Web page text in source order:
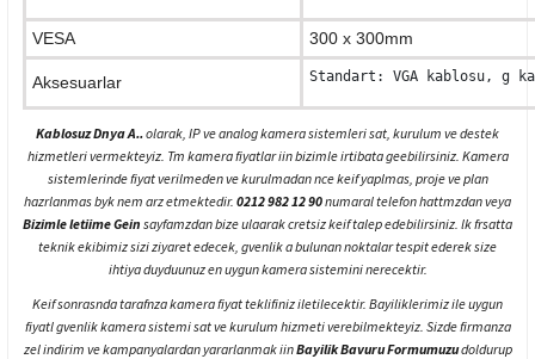
VESA 300 x 300mm
Aksesuarlar Standart: VGA kablosu, g
Kablosuz Dnya A..olarak, IP ve analog kamera sistemleri sat, kurulum ve destek
hizmetleri vermekteyiz. Tm kamera fiyatlar iin bizimle irtibata geebilirsiniz. Kamera
sistemlerinde fiyat verilmeden ve kurulmadan nce keif yaplmas, proje ve plan
hazrlanmas byk nem arz etmektedir. 0212 982 12 90numaral telefon hattmzdan veya
Bizimle letiime Gein sayfamzdan bize ulaarak cretsiz keif talep edebilirsiniz. lk frsatta
teknik ekibimiz sizi ziyaret edecek, gvenlik a bulunan noktalar tespit ederek size
ihtiya duyduunuz en uygun kamera sistemini nerecektir.
Keif sonrasnda tarafnza kamera fiyat teklifiniz iletilecektir. Bayiliklerimiz ile uygun
fiyatl gvenlik kamera sistemi sat ve kurulum hizmeti verebilmekteyiz. Sizde firmanza
zel indirim ve kampanyalardan yararlanmak iinBayilik Bavuru Formumuzudoldurup